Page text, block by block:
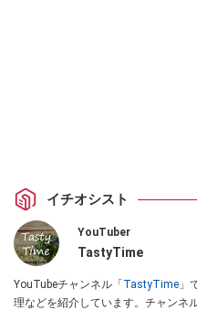
イチオシスト
YouTuber
TastyTime
YouTubeチャンネル「 TastyTime 」
理などを紹介しています。チャン